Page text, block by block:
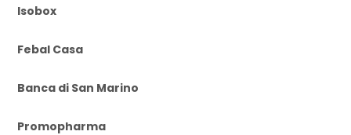
Isobox
Febal Casa
Banca di San Marino
Promopharma